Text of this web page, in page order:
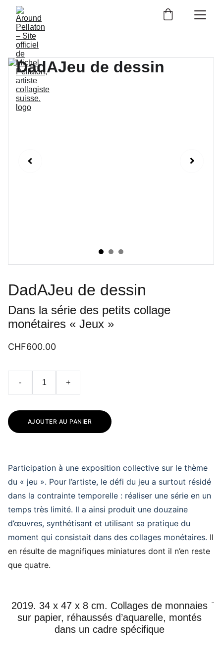
DadAJeu de dessin
Dans la série des petits collage
monétaires « Jeux »
CHF600.00
- +
AJOUTER AU PANIER
Participation à une exposition collective sur le thème
du « jeu ». Pour l’artiste, le défi du jeu a surtout résidé
dans la contrainte temporelle : réaliser une série en un
temps très limité. Il a ainsi produit une douzaine
d’œuvres, synthétisant et utilisant sa pratique du
moment qui consistait dans des collages monétaires. Il
en résulte de magnifiques miniatures dont il n’en reste
que quatre.
2019. 34 x 47 x 8 cm. Collages de monnaies
sur papier, réhaussés d’aquarelle, montés
dans un cadre spécifique